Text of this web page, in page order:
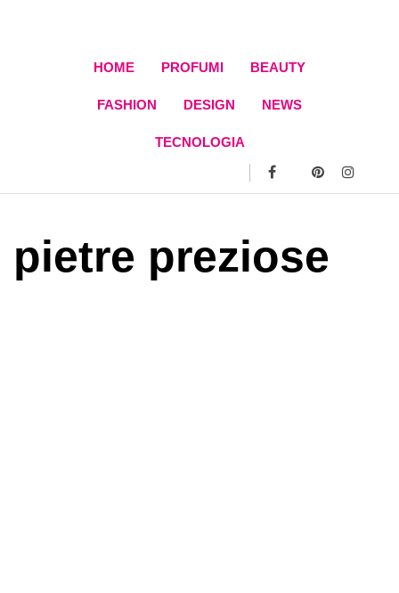
HOME PROFUMI BEAUTY
FASHION DESIGN NEWS
TECNOLOGIA
pietre preziose